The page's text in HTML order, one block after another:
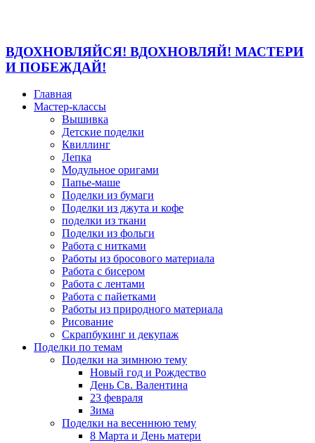
ВДОХНОВЛЯЙСЯ! ВДОХНОВЛЯЙ! МАСТЕРИ
И ПОБЕЖДАЙ!
Главная
Мастер-классы
Вышивка
Детские поделки
Квиллинг
Лепка
Модульное оригами
Папье-маше
Поделки из бумаги
Поделки из джута и кофе
поделки из ткани
Поделки из фольги
Работа с нитками
Работы из бросового материала
Работа с бисером
Работа с лентами
Работа с пайетками
Работы из природного материала
Рисование
Скрапбукинг и декупаж
Поделки по темам
Поделки на зимнюю тему
Новый год и Рождество
День Св. Валентина
23 февраля
Зима
Поделки на весеннюю тему
8 Марта и День матери